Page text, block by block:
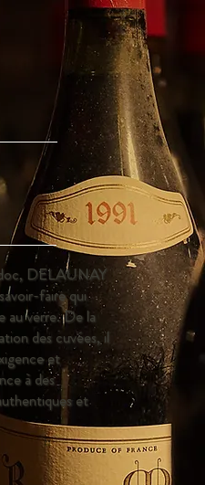
DELAUNAY
faire qui
au verre. De la
des cuvées, il
et
à des
et